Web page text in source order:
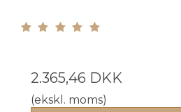
2.365,46 DKK
(ekskl. moms)